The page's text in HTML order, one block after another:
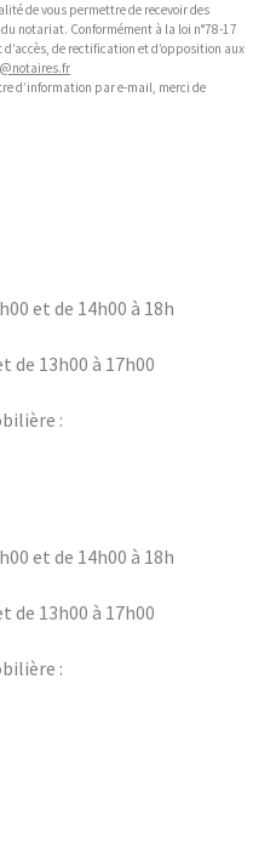
de vous permettre de recevoir des
notariat. Conformément à la loi n°78-17
de rectification et d’opposition aux
d’information par e-mail, merci de
et de 14h00 à 18h
de 13h00 à 17h00
:
et de 14h00 à 18h
de 13h00 à 17h00
: